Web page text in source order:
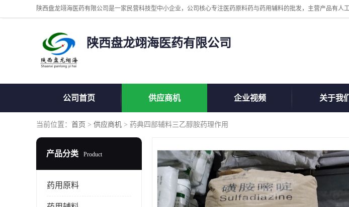
陕西盘龙翊海医药有限公司
公司首页 供应商机 企业视频 关于我们
当前位置： 首页 > 供应商机 > 药典四部辅料三乙醇胺药理作用
产品分类 Product
药用原料